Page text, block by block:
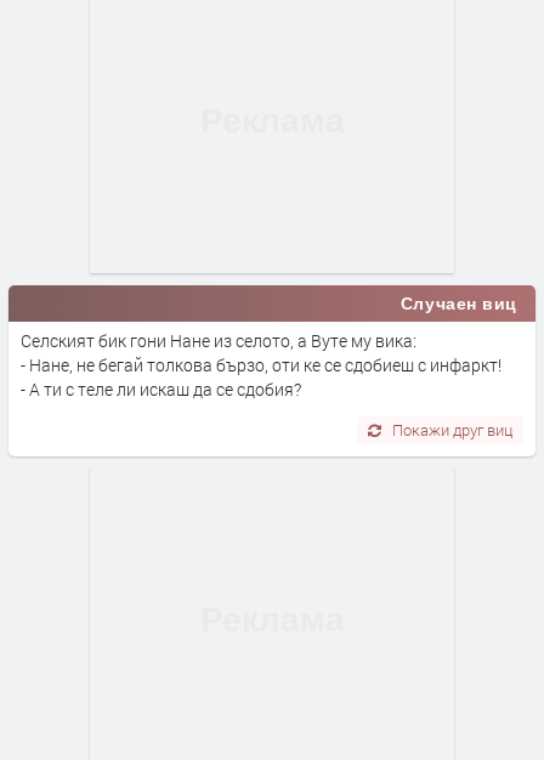
Случаен виц
Селският бик гони Нане из селото, а Вуте му вика:
- Нане, не бегай толкова бързо, оти ке се сдобиеш с инфаркт!
- А ти с теле ли искаш да се сдобия?
Покажи друг виц